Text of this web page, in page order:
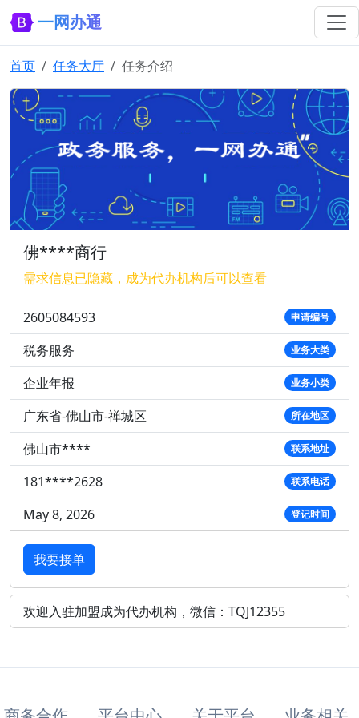
一网办通
首页 任务大厅 任务介绍
佛****商行
需求信息已隐藏，成为代办机构后可以查看
2605084593 申请编号
税务服务 业务大类
企业年报 业务小类
广东省-佛山市-禅城区 所在地区
佛山市**** 联系地址
181****2628 联系电话
May 8, 2026 登记时间
我要接单
欢迎入驻加盟成为代办机构，微信：TQJ12355